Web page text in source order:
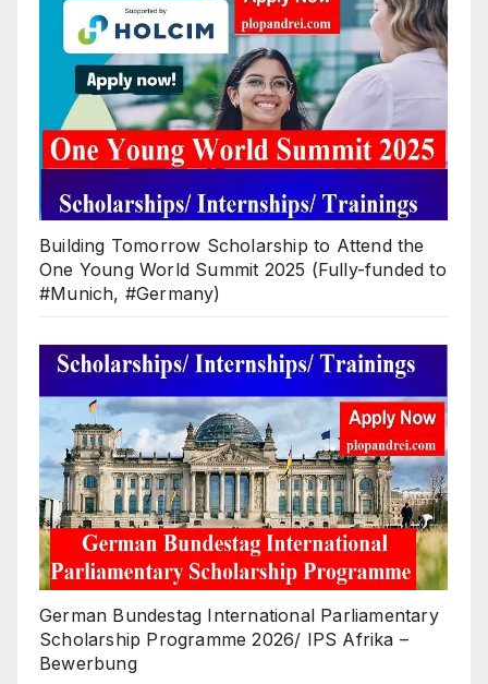
Building Tomorrow Scholarship to Attend the
One Young World Summit 2025 (Fully-funded to
#Munich, #Germany)
German Bundestag International Parliamentary
Scholarship Programme 2026/ IPS Afrika –
Bewerbung